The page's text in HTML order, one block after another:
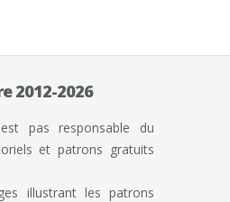
2012-2026
pas responsable du
et patrons gratuits
illustrant les patrons